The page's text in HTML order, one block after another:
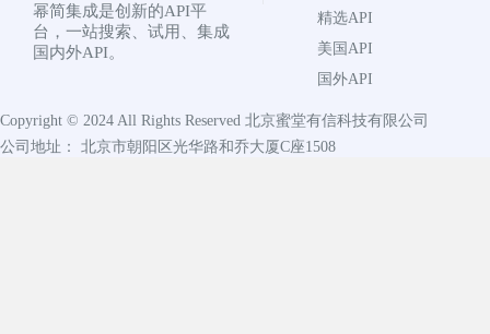
幂简集成是创新的API平
台，一站搜索、试用、集成
国内外API。
精选API
美国API
国外API
Copyright © 2024 All Rights Reserved 北京蜜堂有信科技有限公司
公司地址： 北京市朝阳区光华路和乔大厦C座1508